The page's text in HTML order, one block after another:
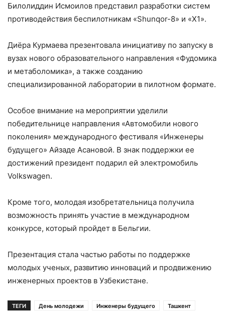
Билолиддин Исмоилов представил разработки систем
противодействия беспилотникам «Shunqor-8» и «X1».
Диёра Курмаева презентовала инициативу по запуску в
вузах нового образовательного направления «Фудомика
и метаболомика», а также созданию
специализированной лаборатории в пилотном формате.
Особое внимание на мероприятии уделили
победительнице направления «Автомобили нового
поколения» международного фестиваля «Инженеры
будущего» Айзаде Асановой. В знак поддержки ее
достижений президент подарил ей электромобиль
Volkswagen.
Кроме того, молодая изобретательница получила
возможность принять участие в международном
конкурсе, который пройдет в Бельгии.
Презентация стала частью работы по поддержке
молодых ученых, развитию инноваций и продвижению
инженерных проектов в Узбекистане.
ТЕГИ День молодежи Инженеры будущего Ташкент